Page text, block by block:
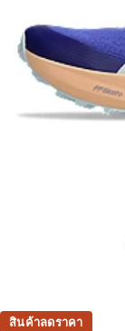
สินค้าลดราคา